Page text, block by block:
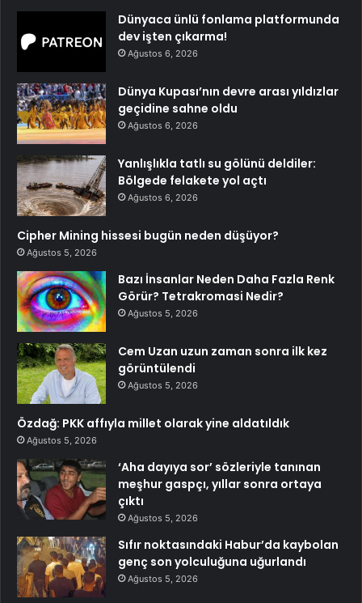
Dünyaca ünlü fonlama platformunda
dev işten çıkarma!
Ağustos 6, 2026
Dünya Kupası’nın devre arası yıldızlar
geçidine sahne oldu
Ağustos 6, 2026
Yanlışlıkla tatlı su gölünü deldiler:
Bölgede felakete yol açtı
Ağustos 6, 2026
Cipher Mining hissesi bugün neden düşüyor?
Ağustos 5, 2026
Bazı İnsanlar Neden Daha Fazla Renk
Görür? Tetrakromasi Nedir?
Ağustos 5, 2026
Cem Uzan uzun zaman sonra ilk kez
görüntülendi
Ağustos 5, 2026
Özdağ: PKK affıyla millet olarak yine aldatıldık
Ağustos 5, 2026
‘Aha dayıya sor’ sözleriyle tanınan
meşhur gaspçı, yıllar sonra ortaya
çıktı
Ağustos 5, 2026
Sıfır noktasındaki Habur’da kaybolan
genç son yolculuğuna uğurlandı
Ağustos 5, 2026